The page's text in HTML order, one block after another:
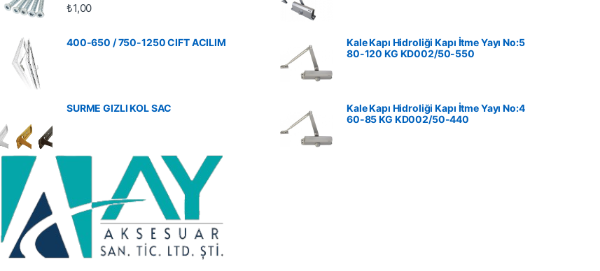
₺1,00
400-650 / 750-1250 CIFT ACILIM
SURME GIZLI KOL SAC
Kale Kapı Hidroliği Kapı İtme Yayı No:5
80-120 KG ‎KD002/50-550
Kale Kapı Hidroliği Kapı İtme Yayı No:4
60-85 KG ‎KD002/50-440